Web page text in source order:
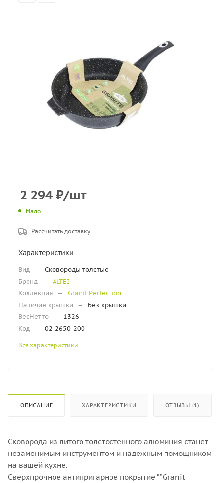
2 294₽/шт
Мало
Рассчитать доставку
Характеристики
Вид —
Сковороды толстые
Бренд —
ALTEI
Коллекция
—
Granit Perfection
Наличие крышки
—
Без крышки
ВесНетто —
1326
Код — 02-2650-200
Все характеристики
ОПИСАНИЕ ХАРАКТЕРИСТИКИ ОТЗЫВЫ (1)
Сковорода из литого толстостенного алюминия станет
незаменимым инструментом и надежным помощником
на вашей кухне.
Сверхпрочное антипригарное покрытие “”Granit